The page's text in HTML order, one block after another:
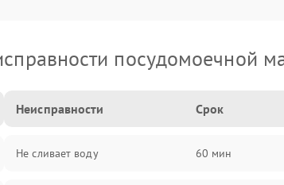
посудомоечной
Неисправности Срок
Не сливает воду 60 мин